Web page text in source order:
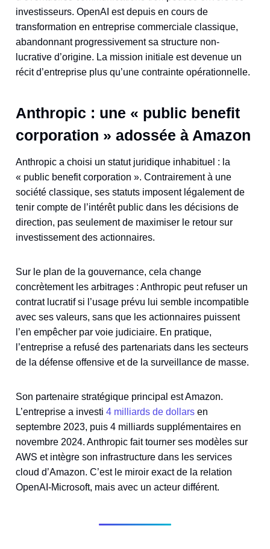
investisseurs. OpenAI est depuis en cours de
transformation en entreprise commerciale classique,
abandonnant progressivement sa structure non-
lucrative d’origine. La mission initiale est devenue un
récit d’entreprise plus qu’une contrainte opérationnelle.
Anthropic : une « public benefit
corporation » adossée à Amazon
Anthropic a choisi un statut juridique inhabituel : la
« public benefit corporation ». Contrairement à une
société classique, ses statuts imposent légalement de
tenir compte de l’intérêt public dans les décisions de
direction, pas seulement de maximiser le retour sur
investissement des actionnaires.
Sur le plan de la gouvernance, cela change
concrètement les arbitrages : Anthropic peut refuser un
contrat lucratif si l’usage prévu lui semble incompatible
avec ses valeurs, sans que les actionnaires puissent
l’en empêcher par voie judiciaire. En pratique,
l’entreprise a refusé des partenariats dans les secteurs
de la défense offensive et de la surveillance de masse.
Son partenaire stratégique principal est Amazon.
L’entreprise a investi 4 milliards de dollars en
septembre 2023, puis 4 milliards supplémentaires en
novembre 2024. Anthropic fait tourner ses modèles sur
AWS et intègre son infrastructure dans les services
cloud d’Amazon. C’est le miroir exact de la relation
OpenAI-Microsoft, mais avec un acteur différent.